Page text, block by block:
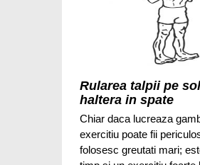
Rularea talpii pe
haltera in spate
Chiar daca lucreaza
exercitiu poate fii
folosesc greutati mari;